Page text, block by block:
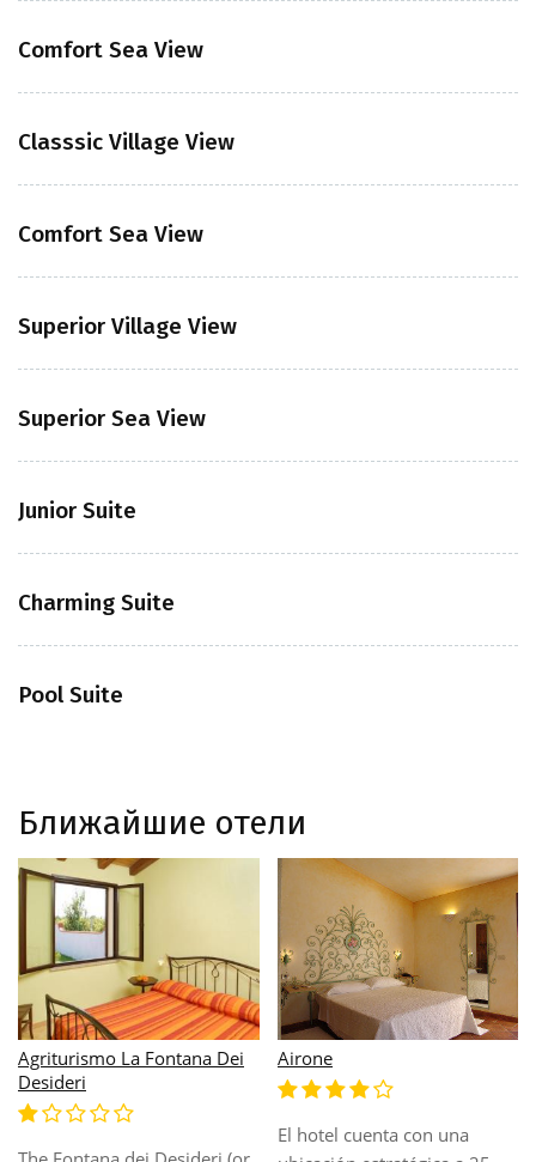
Comfort Sea View
Classsic Village View
Comfort Sea View
Superior Village View
Superior Sea View
Junior Suite
Charming Suite
Pool Suite
Ближайшие отели
Agriturismo La Fontana Dei
Desideri
Airone
El hotel cuenta con una